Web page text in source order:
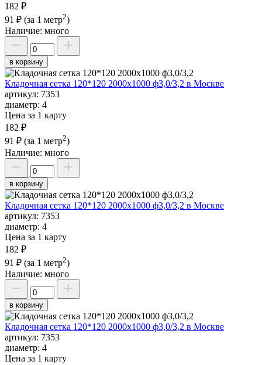
182 ₽
91 ₽ (за 1 метр2)
Наличие: много
в корзину
Кладочная сетка 120*120 2000х1000 ф3,0/3,2 в Москве
артикул: 7353
диаметр: 4
Цена за 1 карту
182 ₽
91 ₽ (за 1 метр2)
Наличие: много
в корзину
Кладочная сетка 120*120 2000х1000 ф3,0/3,2 в Москве
артикул: 7353
диаметр: 4
Цена за 1 карту
182 ₽
91 ₽ (за 1 метр2)
Наличие: много
в корзину
Кладочная сетка 120*120 2000х1000 ф3,0/3,2 в Москве
артикул: 7353
диаметр: 4
Цена за 1 карту